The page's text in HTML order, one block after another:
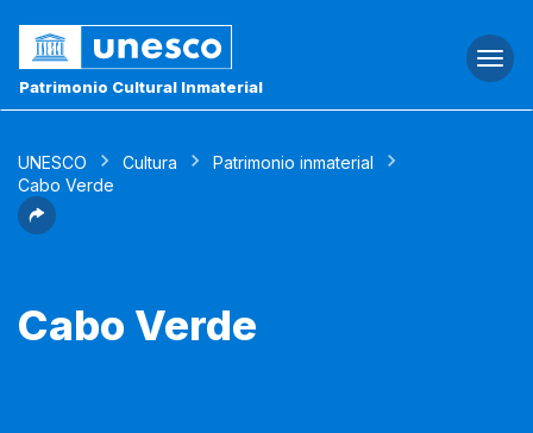
Patrimonio Cultural Inmaterial
UNESCO Cultura
Patrimonio inmaterial
Cabo Verde
Cabo Verde